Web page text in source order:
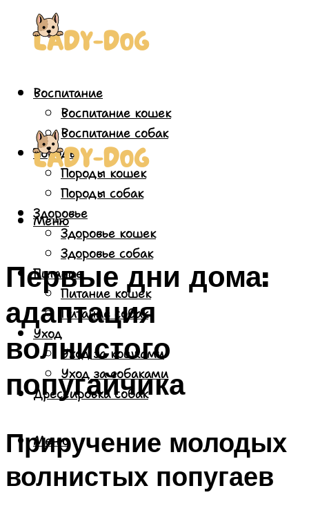
Воспитание
Воспитание кошек
Воспитание собак
Породы
Породы кошек
Породы собак
Здоровье
Здоровье кошек
Здоровье собак
Питание
Питание кошек
Питание собак
Уход
Уход за кошками
Уход за собаками
Дрессировка собак
Меню
Меню
Первые дни дома:
адаптация
волнистого
попугайчика
Приручение молодых
волнистых попугаев